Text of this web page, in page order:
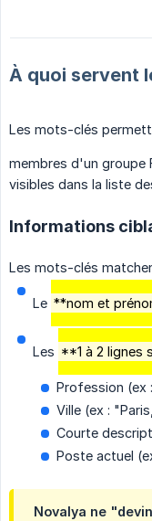
À quoi servent
Les mots-clés
membres d'un groupe
visibles dans la liste
Informations
Les mots-clés
Le **nom et
Les **1 à 2 lignes
Profession (ex
Ville (ex :
Courte
Poste actuel
Novalya ne